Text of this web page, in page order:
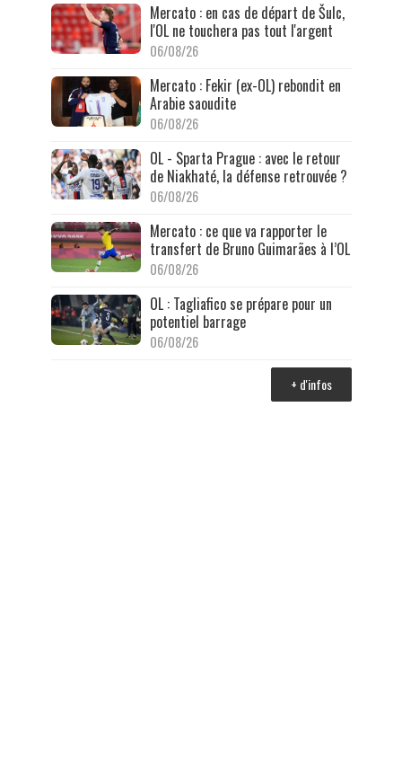
Mercato : en cas de départ de Šulc,
l'OL ne touchera pas tout l'argent
06/08/26
Mercato : Fekir (ex-OL) rebondit en
Arabie saoudite
06/08/26
OL - Sparta Prague : avec le retour
de Niakhaté, la défense retrouvée ?
06/08/26
Mercato : ce que va rapporter le
transfert de Bruno Guimarães à l’OL
06/08/26
OL : Tagliafico se prépare pour un
potentiel barrage
06/08/26
+ d'infos